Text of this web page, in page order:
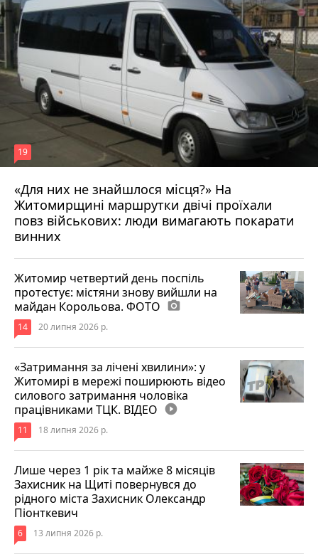
«Для них не знайшлося місця?» На
Житомирщині маршрутки двічі проїхали
повз військових: люди вимагають покарати
винних
19
17 липня 2026 р.
Житомир четвертий день поспіль
протестує: містяни знову вийшли на
майдан Корольова. ФОТО photo_camera
14 20 липня 2026 р.
«Затримання за лічені хвилини»: у
Житомирі в мережі поширюють відео
силового затримання чоловіка
працівниками ТЦК. ВІДЕО play_circle_filled
11 18 липня 2026 р.
Лише через 1 рік та майже 8 місяців
Захисник на Щиті повернувся до
рідного міста Захисник Олександр
Піонткевич
6 13 липня 2026 р.